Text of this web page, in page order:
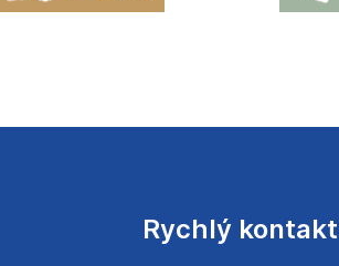
Rychlý kontakt